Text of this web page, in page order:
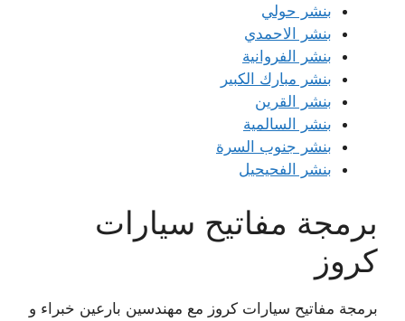
بنشر حولي
بنشر الاحمدي
بنشر الفروانية
بنشر مبارك الكبير
بنشر القرين
بنشر السالمية
بنشر جنوب السرة
بنشر الفحيحيل
برمجة مفاتيح سيارات
كروز
برمجة مفاتيح سيارات كروز مع مهندسين بارعين خبراء و